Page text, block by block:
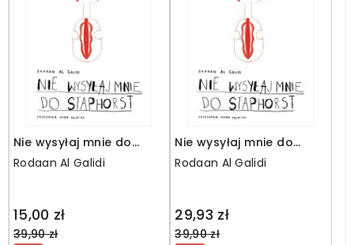
Nie wysyłaj mnie do
Staphorst / wyprzedaż
Rodaan Al Galidi
15,00 zł
Regular
price
39,90 zł
Nie wysyłaj mnie do
Staphorst
Rodaan Al Galidi
29,93 zł
Regular
price
39,90 zł